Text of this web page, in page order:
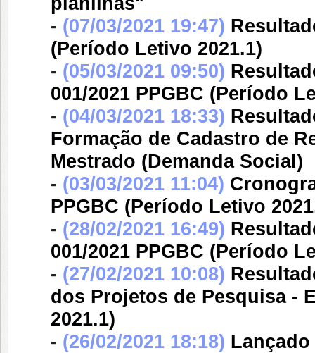
- (07/03/2021 19:47)
(Período Letivo 2021.1)
- (05/03/2021 09:50)
001/2021 PPGBC (Período
- (04/03/2021 18:33)
Formação de Cadastro de
Mestrado (Demanda Social)
- (03/03/2021 11:04)
PPGBC (Período Letivo
- (28/02/2021 16:49)
001/2021 PPGBC (Período
- (27/02/2021 10:08)
dos Projetos de Pesquisa -
2021.1)
- (26/02/2021 18:18) Lançado